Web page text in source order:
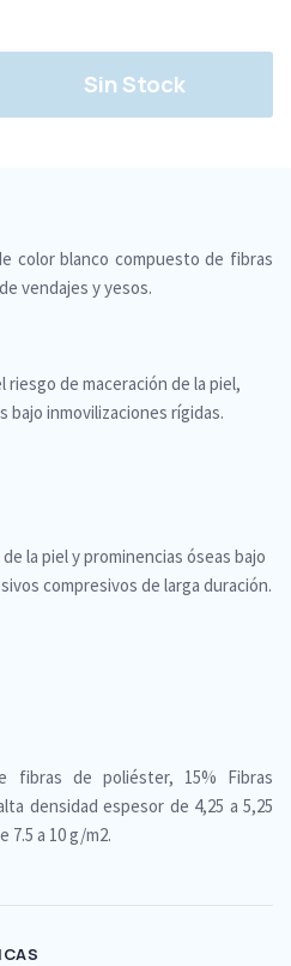
Sin Stock
color blanco compuesto de fibras
vendajes y yesos.
de maceración de la piel,
bajo inmovilizaciones rígidas.
la piel y prominencias óseas bajo
compresivos de larga duración.
fibras de poliéster, 15% Fibras
densidad espesor de 4,25 a 5,25
7.5 a 10 g/m2.